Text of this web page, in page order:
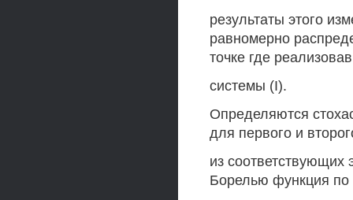
результаты этого
равномерно
точке где
системы (I).
Определяются
для первого и
из
Борелью функция